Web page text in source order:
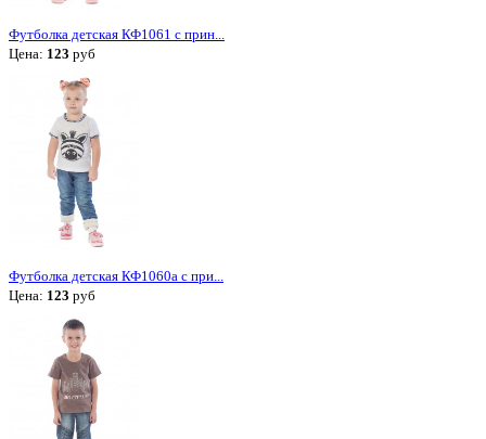
Футболка детская КФ1061 с прин...
Цена: 123 руб
Футболка детская КФ1060а с при...
Цена: 123 руб